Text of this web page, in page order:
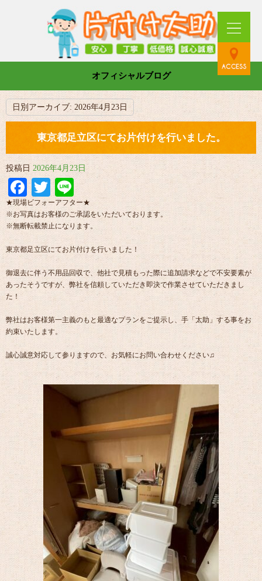
オフィシャルブログ
日別アーカイブ: 2026年4月23日
東京都足立区にてお片付けを行いました。
投稿日 2026年4月23日
Facebook
TwitterLine
★現場ビフォーアフター★
※お写真はお客様のご承認をいただいております。
※無断転載禁止になります。
東京都足立区にてお片付けを行いました！
御退去に伴う不用品回収で、他社で見積もった際に追加請求などで不安要素が
あったそうですが、弊社を信頼していただき即決で作業させていただきまし
た！
弊社はお客様第一主義のもと最適なプランをご提示し、手「太助」する事をお
約束いたします。
誠心誠意対応して参りますので、お気軽にお問い合わせください♫